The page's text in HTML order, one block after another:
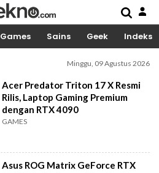
Games Sains Geek Indeks
Minggu, 09 Agustus 2026
Acer Predator Triton 17 X Resmi
Rilis, Laptop Gaming Premium
dengan RTX 4090
GAMES
Asus ROG Matrix GeForce RTX